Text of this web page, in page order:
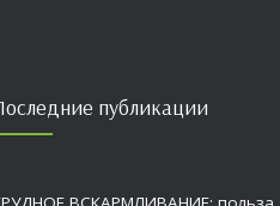
публикации